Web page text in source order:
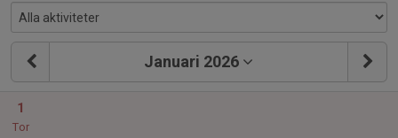
Januari 2026
1
Tor